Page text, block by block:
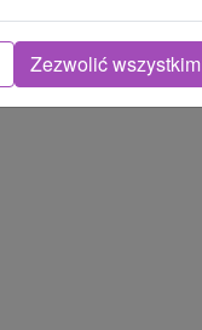
Zezwolić wszystkim